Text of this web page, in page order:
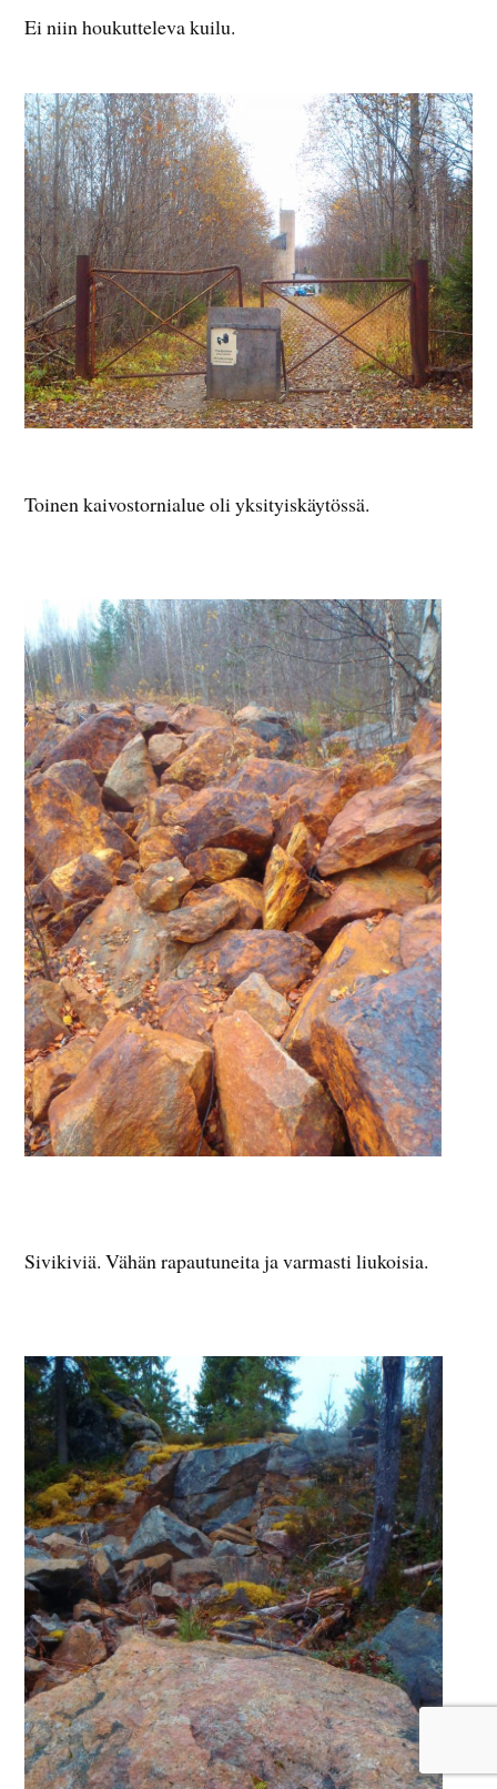
Ei niin houkutteleva kuilu.
Toinen kaivostornialue oli yksityiskäytössä.
Sivikiviä. Vähän rapautuneita ja varmasti liukoisia.